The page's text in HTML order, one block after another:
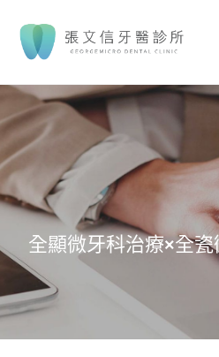
全顯微牙科治療×全